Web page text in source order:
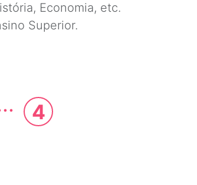
Economia, etc.
Superior.
4